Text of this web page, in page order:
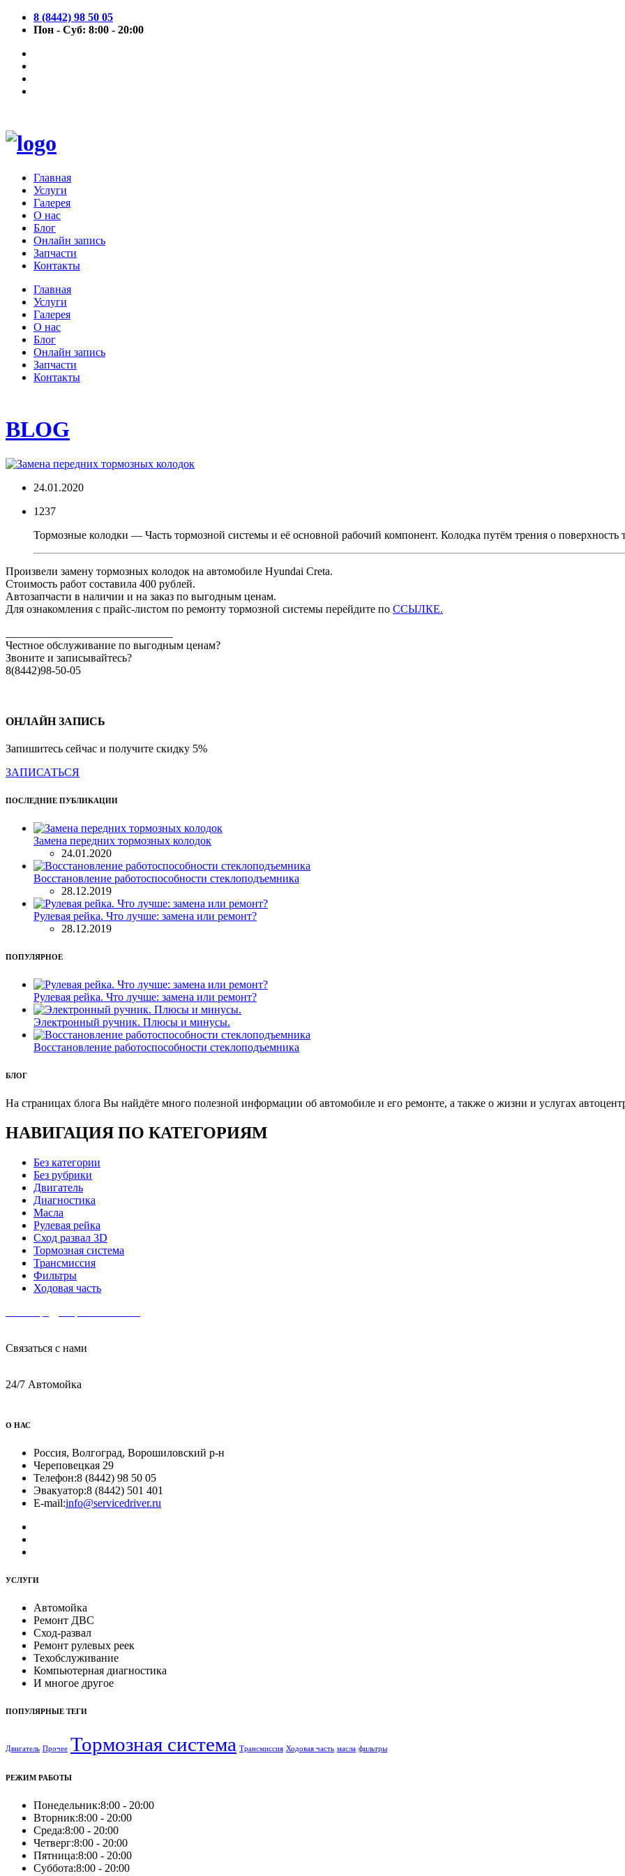
8 (8442) 98 50 05
Пон - Суб: 8:00 - 20:00
Главная
Услуги
Галерея
О нас
Блог
Онлайн запись
Запчасти
Контакты
Главная
Услуги
Галерея
О нас
Блог
Онлайн запись
Запчасти
Контакты
BLOG
24.01.2020
1237
Тормозные колодки — Часть тормозной системы и её основной рабочий компонент. Колодка путём трения о поверхность
Произвели замену тормозных колодок на автомобиле Hyundai Creta.
Стоимость работ составила 400 рублей.
Автозапчасти в наличии и на заказ по выгодным ценам.
Для ознакомления с прайс-листом по ремонту тормозной системы перейдите по ССЫЛКЕ.
Честное обслуживание по выгодным ценам?
Звоните и записывайтесь?
8(8442)98-50-05
ОНЛАЙН ЗАПИСЬ
Запишитесь сейчас и получите скидку 5%
ЗАПИСАТЬСЯ
ПОСЛЕДНИЕ ПУБЛИКАЦИИ
Замена передних тормозных колодок
24.01.2020
Восстановление работоспособности стеклоподъемника
28.12.2019
Рулевая рейка. Что лучше: замена или ремонт?
28.12.2019
ПОПУЛЯРНОЕ
Рулевая рейка. Что лучше: замена или ремонт?
Электронный ручник. Плюсы и минусы.
Восстановление работоспособности стеклоподъемника
БЛОГ
На страницах блога Вы найдёте много полезной информации об автомобиле и его ремонте, а также о жизни и услугах
НАВИГАЦИЯ ПО КАТЕГОРИЯМ
Без категории
Без рубрики
Двигатель
Диагностика
Масла
Рулевая рейка
Сход развал 3D
Тормозная система
Трансмиссия
Фильтры
Ходовая часть
Связаться с нами
24/7 Автомойка
О НАС
Россия, Волгоград, Ворошиловский р-н
Череповецкая 29
Телефон:8 (8442) 98 50 05
Эвакуатор:8 (8442) 501 401
E-mail:info@servicedriver.ru
УСЛУГИ
Автомойка
Ремонт ДВС
Сход-развал
Ремонт рулевых реек
Техобслуживание
Компьютерная диагностика
И многое другое
ПОПУЛЯРНЫЕ ТЕГИ
Двигатель Прочее Тормозная система Трансмиссия Ходовая часть масла фильтры
РЕЖИМ РАБОТЫ
Понедельник:8:00 - 20:00
Вторник:8:00 - 20:00
Среда:8:00 - 20:00
Четверг:8:00 - 20:00
Пятница:8:00 - 20:00
Суббота:8:00 - 20:00